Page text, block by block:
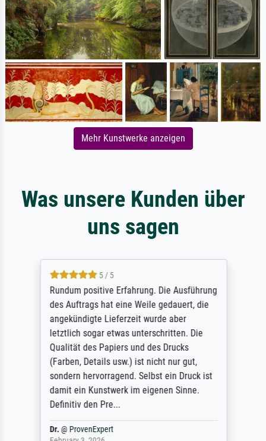
Mehr Kunstwerke anzeigen
Was unsere Kunden über
uns sagen
5 / 5
Rundum positive Erfahrung. Die Ausführung
des Auftrags hat eine Weile gedauert, die
angekündigte Lieferzeit wurde aber
letztlich sogar etwas unterschritten. Die
Qualität des Papiers und des Drucks
(Farben, Details usw.) ist nicht nur gut,
sondern hervorragend. Selbst ein Druck ist
damit ein Kunstwerk im eigenen Sinne.
Definitiv den Pre...
Dr.@ ProvenExpert